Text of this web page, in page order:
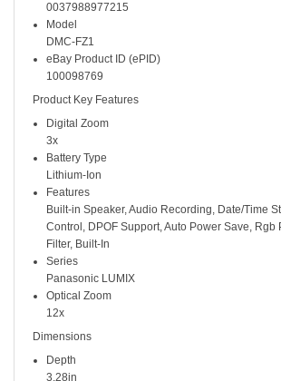
0037988977215
Model
DMC-FZ1
eBay Product ID (ePID)
100098769
Product Key Features
Digital Zoom
3x
Battery Type
Lithium-Ion
Features
Built-in Speaker, Audio Recording, Date/Time
Control, DPOF Support, Auto Power Save, Rgb
Filter, Built-In
Series
Panasonic LUMIX
Optical Zoom
12x
Dimensions
Depth
3.28in